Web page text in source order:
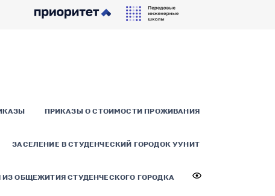
ПРИКАЗЫ О СТОИМОСТИ ПРОЖИВАНИЯ
ЗАСЕЛЕНИЕ В СТУДЕНЧЕСКИЙ ГОРОДОК УУНИТ
ОБЩЕЖИТИЯ СТУДЕНЧЕСКОГО ГОРОДКА